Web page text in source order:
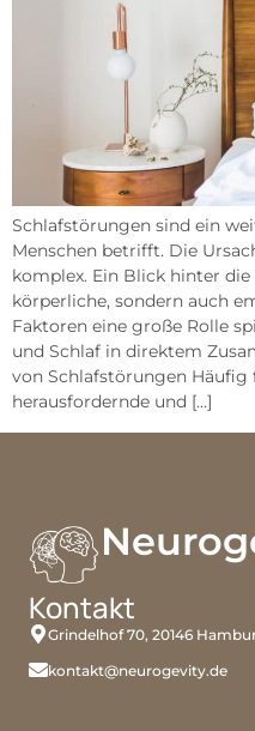
Schlafstörungen sind ein
Menschen betrifft. Die
komplex. Ein Blick hinter
körperliche, sondern auch
Faktoren eine große Rolle
und Schlaf in direktem
von Schlafstörungen Häufig
herausfordernde und […]
Kontakt
Grindelhof 70, 20146
kontakt@neurogevity.de